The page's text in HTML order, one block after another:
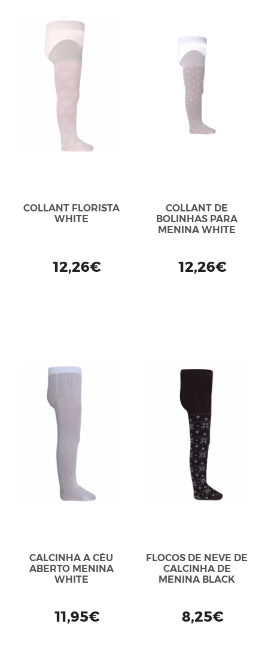
COLLANT FLORISTA
WHITE
12,26€
COLLANT DE
BOLINHAS PARA
MENINA WHITE
12,26€
CALCINHA A CÉU
ABERTO MENINA
WHITE
11,95€
FLOCOS DE NEVE DE
CALCINHA DE
MENINA BLACK
8,25€